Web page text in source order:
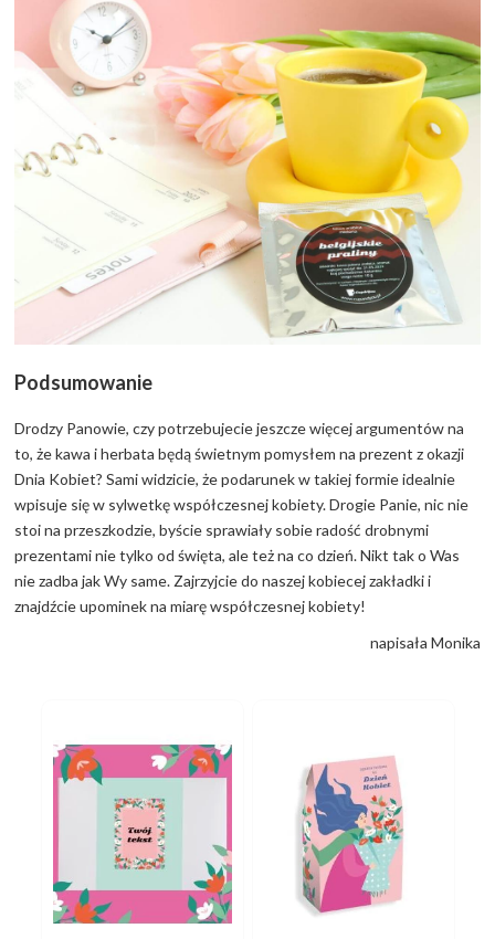
Podsumowanie
Drodzy Panowie, czy potrzebujecie jeszcze więcej argumentów na
to, że kawa i herbata będą świetnym pomysłem na prezent z okazji
Dnia Kobiet? Sami widzicie, że podarunek w takiej formie idealnie
wpisuje się w sylwetkę współczesnej kobiety. Drogie Panie, nic nie
stoi na przeszkodzie, byście sprawiały sobie radość drobnymi
prezentami nie tylko od święta, ale też na co dzień. Nikt tak o Was
nie zadba jak Wy same. Zajrzyjcie do naszej kobiecej zakładki i
znajdźcie upominek na miarę współczesnej kobiety!
napisała Monika